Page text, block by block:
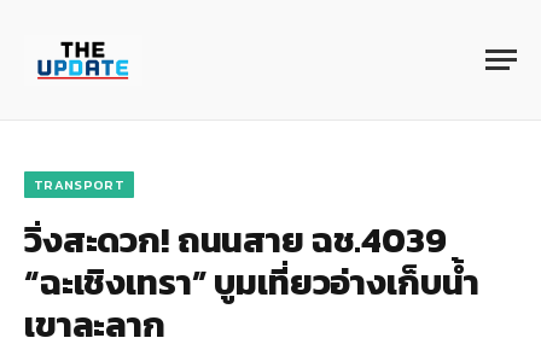
TRANSPORT
วิ่งสะดวก! ถนนสาย ฉช.4039
“ฉะเชิงเทรา” บูมเที่ยวอ่างเก็บน้ำ
เขาละลาก